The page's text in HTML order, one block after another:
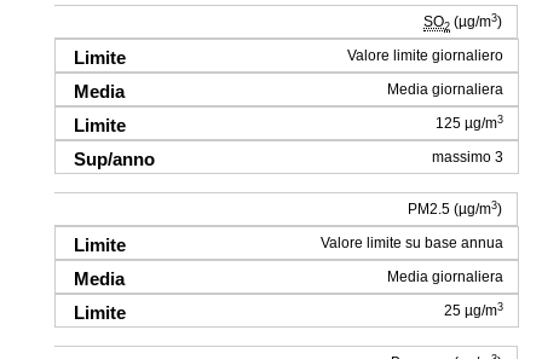
SO2 (µg/m3)
Valore limite giornaliero
Media giornaliera
125 µg/m3
massimo 3
PM2.5 (µg/m3)
Valore limite su base annua
Media giornaliera
25 µg/m3